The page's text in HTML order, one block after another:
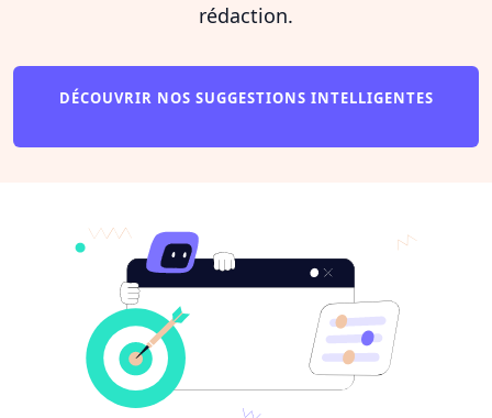
rédaction.
DÉCOUVRIR NOS SUGGESTIONS INTELLIGENTES